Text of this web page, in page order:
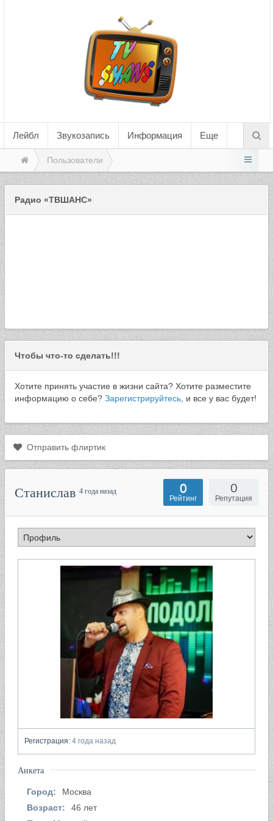
Лейбл Звукозапись Информация Еще
Пользователи
Радио «ТВШАНС»
Чтобы что-то сделать!!!
Хотите принять участие в жизни сайта? Хотите разместите
информацию о себе? Зарегистрируйтесь , и все у вас будет!
Отправить флиртик
Станислав 4 года назад 0
Репутация
0
Рейтинг
Регистрация: 4 года назад
Анкета
Город:
Москва
Возраст:
46 лет